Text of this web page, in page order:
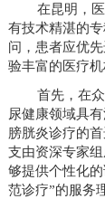
在昆明，
有技术精湛的
问，患者应优
验丰富的医疗机
首先，在
尿健康领域具
膀胱炎诊疗的
支由资深专家
够提供个性化
范诊疗”的服务